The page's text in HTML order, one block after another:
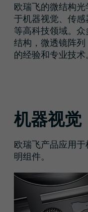
欧瑞飞的微结构
于机器视觉、传
等高科技领域。众
结构，微透镜阵
的经验和专业技术
机器视觉
欧瑞飞产品应用
明组件。